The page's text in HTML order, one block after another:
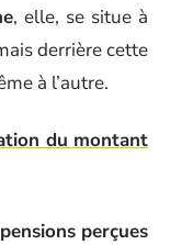
, elle, se situe à
derrière cette
à l’autre.
du montant
pensions perçues